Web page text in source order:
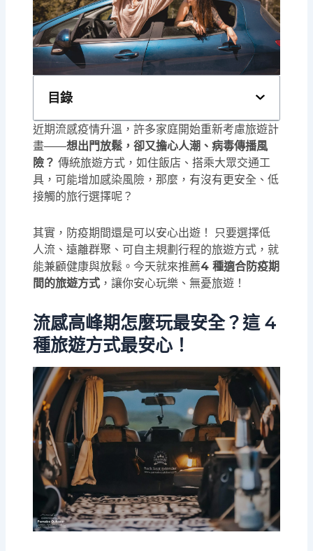
目錄
近期流感疫情升溫，許多家庭開始重新考慮旅遊計
畫——想出門放鬆，卻又擔心人潮、病毒傳播風
險？ 傳統旅遊方式，如住飯店、搭乘大眾交通工
具，可能增加感染風險，那麼，有沒有更安全、低
接觸的旅行選擇呢？
其實，防疫期間還是可以安心出遊！ 只要選擇低
人流、遠離群聚、可自主規劃行程的旅遊方式，就
能兼顧健康與放鬆。今天就來推薦4 種適合防疫期
間的旅遊方式 ，讓你安心玩樂、無憂旅遊！
流感高峰期怎麼玩最安全？這 4
種旅遊方式最安心！